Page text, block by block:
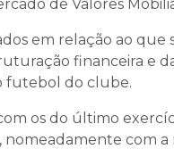
de Valores
em relação ao que
financeira e
futebol do clube.
os do último
com a